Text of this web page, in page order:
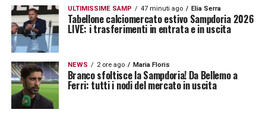
stato in panchina riusciranno a risollevarsi».
LA PLAYLIST DELLE NOSTRE TOP NEWS
ULTIMISSIME SAMP 47 minuti ago Elia Serra
Tabellone calciomercato estivo Sampdoria 2026
LIVE: i trasferimenti in entrata e in uscita
NEWS 2 ore ago Maria Floris
Branco sfoltisce la Sampdoria! Da Bellemo a
Ferri: tutti i nodi del mercato in uscita